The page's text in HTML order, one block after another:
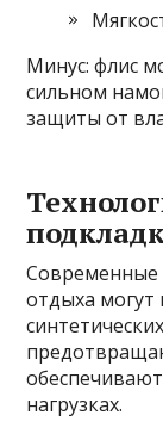
Минус: флис
сильном
защиты от
Современные
отдыха
нагрузках.